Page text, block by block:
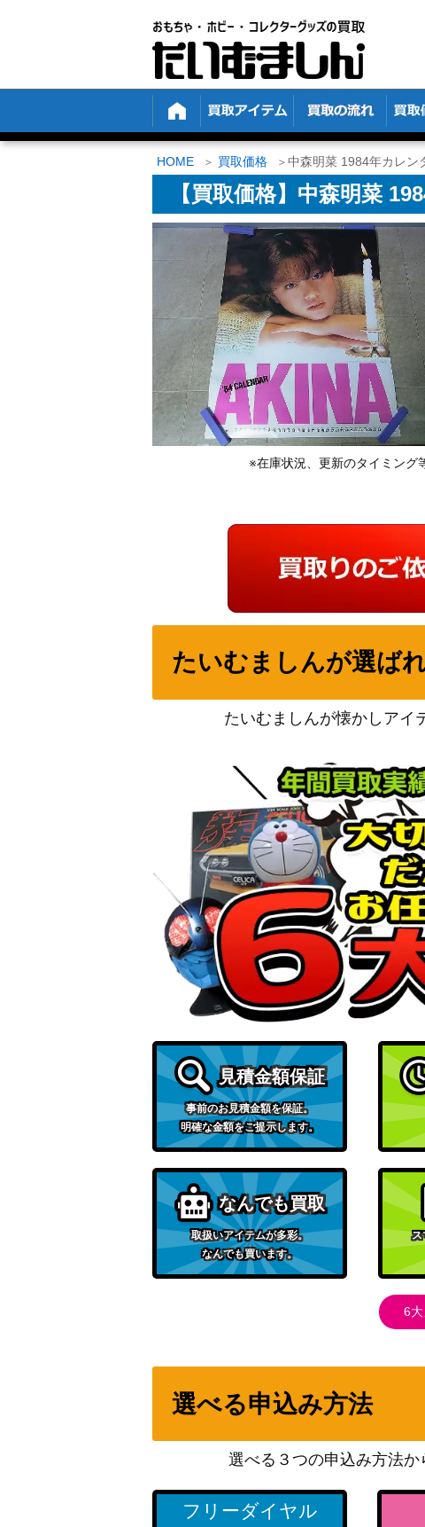
HOME 買取価格 中森明菜 1984年カレン
【買取価格】中森明菜
※在庫状況、更新のタイミング
たいむましんが選ば
たいむましんが懐かしアイ
見積金額保証
事前のお見積金額を保証。
明確な金額をご提示します。
なんでも買取
取扱いアイテムが多彩。
なんでも買います。
ス
6
選べる申込み方法
選べる３つの申込み方法か
フリーダイヤル